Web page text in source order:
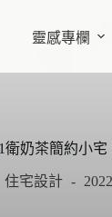
靈感專欄
奶茶簡約小宅
住宅設計